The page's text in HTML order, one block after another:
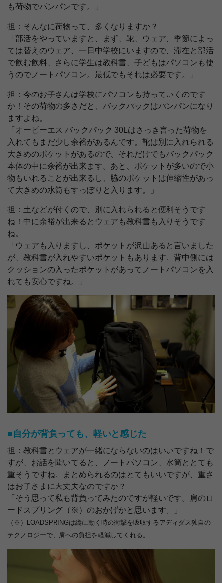
も荷物でパンパンです。」
担：そんなに荷物って、多くなりますか？
「部活をやっていますと、まず、靴、ウェア、季節によっ
ては替えのウェア、一日中学校にいますので、滞在と部活
で飲む飲料、さらに学生は教科書、子どもはパソコンも使
うのでノートパソコン。最低でもそれは必要です。」
担：今のお子さんは学校にパソコンも持っていくのです
か！その荷物の多さだと、バックパックはパンパンになり
ますよね。
「オーピーエス バックパック 30Lはさっき言った荷物を
入れてもまだ少し余裕があるんです。靴は別に入れられる
大きめのポケットがあるので、それだけでもバックパック
本体の中に余裕が出来ます。あと、ポケットが多いので小
物もいれることが出来るし、脇のポケットは伸縮性があっ
て大きめの水筒もすっぽりと入ります。」
担：土などが付くので、別に入れられると便利そうです
ね！中に余裕が出来るとウェアも教科書も入りそうです
ね。
「ウェアも入りますし、ポケットが沢山あると言いました
が、教科書が入れやすいポケットもあります。背中側には
クッションの入ったポケットがあってノートパソコンを入
れても安心ですね。」
■自分が背負っても、軽いと感じた
担：教科書とウェアが一緒にならないのはいいですね！で
すが、お話を聞いてると、ノートパソコン、水筒ととても
重そうですね。まとめられるのはとてもいいですが、重さ
はお子さまに大丈夫なのですか？
「そう思って私も背負ってみたのですが軽いです。肩のロ
ードスプリング（※）のおかげかと思います。」
（※）LOADSPRINGは縦に動く時の衝撃を吸収するアディダス独自の
テクノロジーで、肩への負担を軽減してくれる。